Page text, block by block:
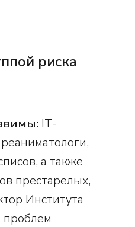
риска
IT-
а также
престарелых,
Института
проблем